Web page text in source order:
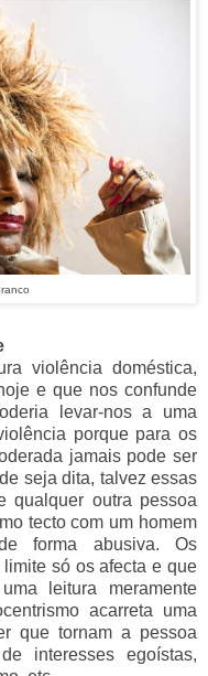
violência doméstica,
e que nos confunde
levar-nos a uma
porque para os
jamais pode ser
seja dita, talvez essas
qualquer outra pessoa
tecto com um homem
forma abusiva. Os
só os afecta e que
leitura meramente
acarreta uma
que tornam a pessoa
interesses egoístas,